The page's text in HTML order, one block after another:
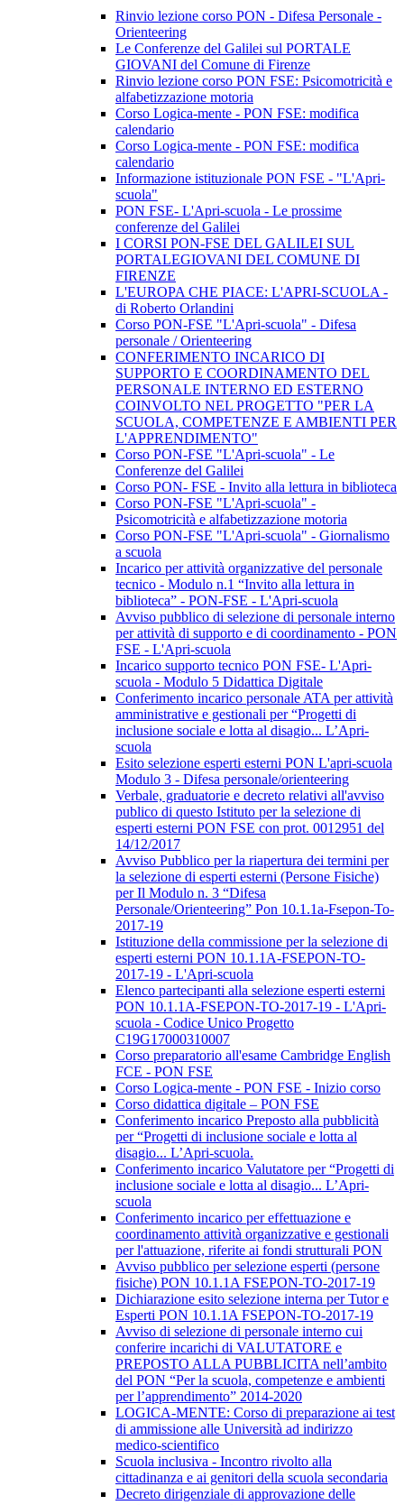
Rinvio lezione corso PON - Difesa Personale -
Orienteering
Le Conferenze del Galilei sul PORTALE
GIOVANI del Comune di Firenze
Rinvio lezione corso PON FSE: Psicomotricità e
alfabetizzazione motoria
Corso Logica-mente - PON FSE: modifica
calendario
Corso Logica-mente - PON FSE: modifica
calendario
Informazione istituzionale PON FSE - "L'Apri-
scuola"
PON FSE- L'Apri-scuola - Le prossime
conferenze del Galilei
I CORSI PON-FSE DEL GALILEI SUL
PORTALEGIOVANI DEL COMUNE DI
FIRENZE
L'EUROPA CHE PIACE: L'APRI-SCUOLA -
di Roberto Orlandini
Corso PON-FSE "L'Apri-scuola" - Difesa
personale / Orienteering
CONFERIMENTO INCARICO DI
SUPPORTO E COORDINAMENTO DEL
PERSONALE INTERNO ED ESTERNO
COINVOLTO NEL PROGETTO "PER LA
SCUOLA, COMPETENZE E AMBIENTI PER
L'APPRENDIMENTO"
Corso PON-FSE "L'Apri-scuola" - Le
Conferenze del Galilei
Corso PON- FSE - Invito alla lettura in biblioteca
Corso PON-FSE "L'Apri-scuola" -
Psicomotricità e alfabetizzazione motoria
Corso PON-FSE "L'Apri-scuola" - Giornalismo
a scuola
Incarico per attività organizzative del personale
tecnico - Modulo n.1 “Invito alla lettura in
biblioteca” - PON-FSE - L'Apri-scuola
Avviso pubblico di selezione di personale interno
per attività di supporto e di coordinamento - PON
FSE - L'Apri-scuola
Incarico supporto tecnico PON FSE- L'Apri-
scuola - Modulo 5 Didattica Digitale
Conferimento incarico personale ATA per attività
amministrative e gestionali per “Progetti di
inclusione sociale e lotta al disagio... L’Apri-
scuola
Esito selezione esperti esterni PON L'apri-scuola
Modulo 3 - Difesa personale/orienteering
Verbale, graduatorie e decreto relativi all'avviso
publico di questo Istituto per la selezione di
esperti esterni PON FSE con prot. 0012951 del
14/12/2017
Avviso Pubblico per la riapertura dei termini per
la selezione di esperti esterni (Persone Fisiche)
per Il Modulo n. 3 “Difesa
Personale/Orienteering” Pon 10.1.1a-Fsepon-To-
2017-19
Istituzione della commissione per la selezione di
esperti esterni PON 10.1.1A-FSEPON-TO-
2017-19 - L'Apri-scuola
Elenco partecipanti alla selezione esperti esterni
PON 10.1.1A-FSEPON-TO-2017-19 - L'Apri-
scuola - Codice Unico Progetto
C19G17000310007
Corso preparatorio all'esame Cambridge English
FCE - PON FSE
Corso Logica-mente - PON FSE - Inizio corso
Corso didattica digitale – PON FSE
Conferimento incarico Preposto alla pubblicità
per “Progetti di inclusione sociale e lotta al
disagio... L’Apri-scuola.
Conferimento incarico Valutatore per “Progetti di
inclusione sociale e lotta al disagio... L’Apri-
scuola
Conferimento incarico per effettuazione e
coordinamento attività organizzative e gestionali
per l'attuazione, riferite ai fondi strutturali PON
Avviso pubblico per selezione esperti (persone
fisiche) PON 10.1.1A FSEPON-TO-2017-19
Dichiarazione esito selezione interna per Tutor e
Esperti PON 10.1.1A FSEPON-TO-2017-19
Avviso di selezione di personale interno cui
conferire incarichi di VALUTATORE e
PREPOSTO ALLA PUBBLICITA nell’ambito
del PON “Per la scuola, competenze e ambienti
per l’apprendimento” 2014-2020
LOGICA-MENTE: Corso di preparazione ai test
di ammissione alle Università ad indirizzo
medico-scientifico
Scuola inclusiva - Incontro rivolto alla
cittadinanza e ai genitori della scuola secondaria
Decreto dirigenziale di approvazione delle